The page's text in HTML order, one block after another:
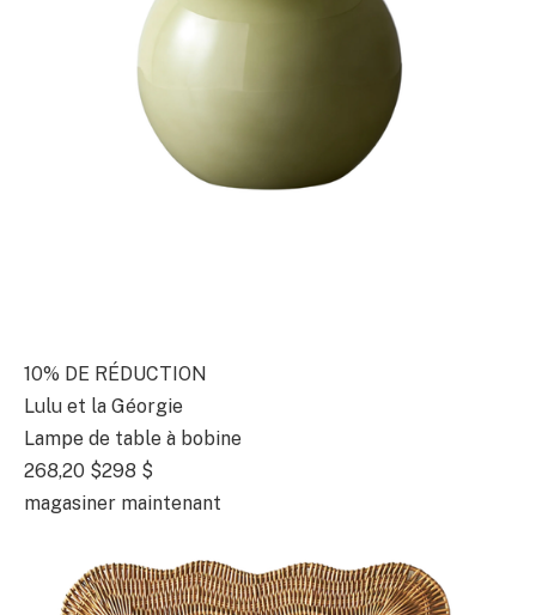
10% DE RÉDUCTION
Lulu et la Géorgie
Lampe de table à bobine
268,20 $298 $
magasiner maintenant